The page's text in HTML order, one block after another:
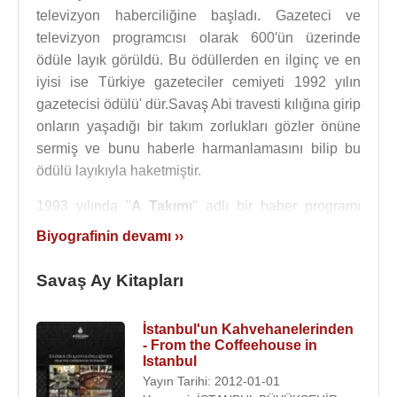
televizyon haberciliğine başladı. Gazeteci ve
televizyon programcısı olarak 600′ün üzerinde
ödüle layık görüldü. Bu ödüllerden en ilginç ve en
iyisi ise Türkiye gazeteciler cemiyeti 1992 yılın
gazetecisi ödülü' dür.Savaş Abi travesti kılığına girip
onların yaşadığı bir takım zorlukları gözler önüne
sermiş ve bunu haberle harmanlamasını bilip bu
ödülü layıkıyla haketmiştir.
1993 yılında "A Takımı" adlı bir haber programı
yapmaya başladı. ATV, Kanal 6, star tv, TGRT,
Savaş Ay'la show biz", "Savaş Ay'la tozlu yollar",
"Savaş Ay'la sokak arası", "studyo 4", "Savaş Ay'la
tam 15 sene vazgeçemedi. Bu programla bir çok
ilke imza atan Savaş Ay, Ağrı DoğuBeyazıt'a okul
kampanyası sebebiyle bir gecede tam 1 trilyon (eski
Biyografinin devamı ››
Savaş Ay Kitapları
İstanbul'un Kahvehanelerinden
- From the Coffeehouse in
Istanbul
Yayın Tarihi: 2012-01-01